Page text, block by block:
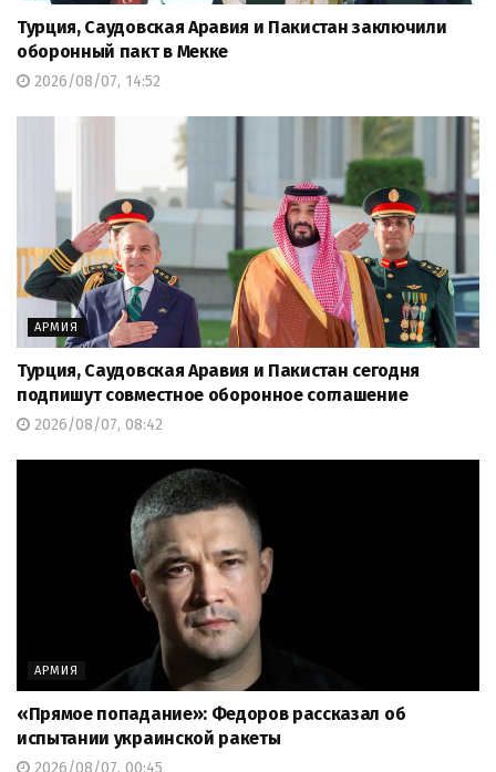
Турция, Саудовская Аравия и Пакистан заключили
оборонный пакт в Мекке
2026/08/07, 14:52
АРМИЯ
Турция, Саудовская Аравия и Пакистан сегодня
подпишут совместное оборонное соглашение
2026/08/07, 08:42
АРМИЯ
«Прямое попадание»: Федоров рассказал об
испытании украинской ракеты
2026/08/07, 00:45